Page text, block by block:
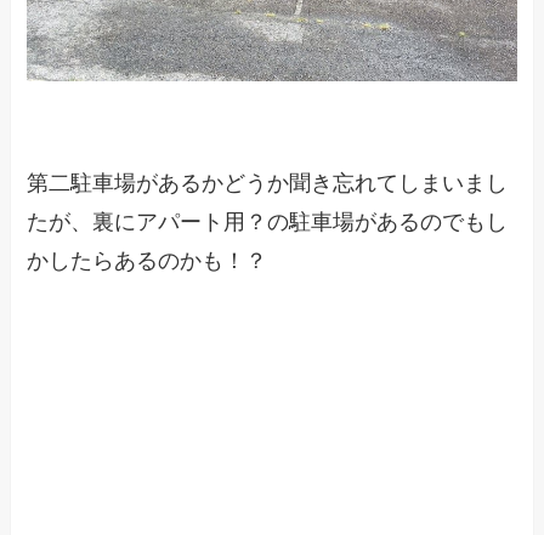
第二駐車場があるかどうか聞き忘れてしまいまし
たが、裏にアパート用？の駐車場があるのでもし
かしたらあるのかも！？